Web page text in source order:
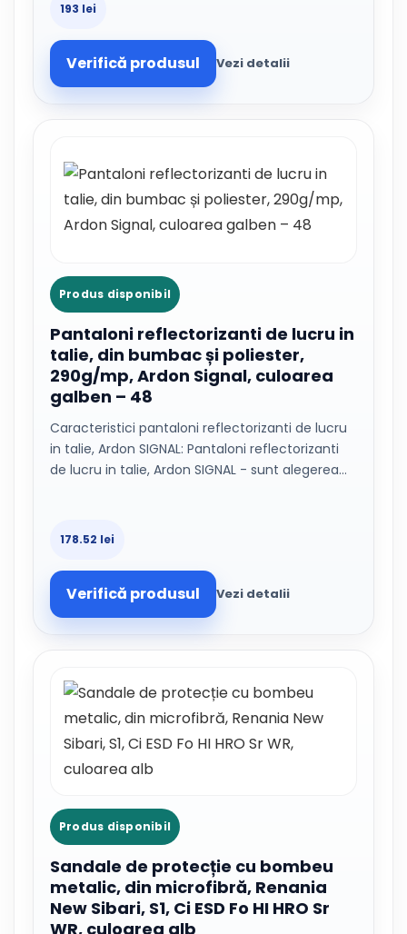
193 lei
Verifică produsul Vezi detalii
Produs disponibil
Pantaloni reflectorizanti de lucru in
talie, din bumbac și poliester,
290g/mp, Ardon Signal, culoarea
galben – 48
Caracteristici pantaloni reflectorizanti de lucru
in talie, Ardon SIGNAL: Pantaloni reflectorizanti
de lucru in talie, Ardon SIGNAL - sunt alegerea…
178.52 lei
Verifică produsul Vezi detalii
Produs disponibil
Sandale de protecție cu bombeu
metalic, din microfibră, Renania
New Sibari, S1, Ci ESD Fo HI HRO Sr
WR, culoarea alb